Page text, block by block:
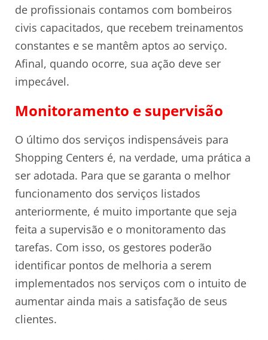
de profissionais contamos com bombeiros
civis capacitados, que recebem treinamentos
constantes e se mantêm aptos ao serviço.
Afinal, quando ocorre, sua ação deve ser
impecável.
Monitoramento e supervisão
O último dos serviços indispensáveis para
Shopping Centers é, na verdade, uma prática a
ser adotada. Para que se garanta o melhor
funcionamento dos serviços listados
anteriormente, é muito importante que seja
feita a supervisão e o monitoramento das
tarefas. Com isso, os gestores poderão
identificar pontos de melhoria a serem
implementados nos serviços com o intuito de
aumentar ainda mais a satisfação de seus
clientes.